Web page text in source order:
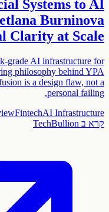
Systems to AI
Burninova
Clarity at Scale
grade AI infrastructure for
philosophy behind YPA
is a design flaw, not a
personal failing.
FintechAI Infrastructure
קרא ב TechBullion